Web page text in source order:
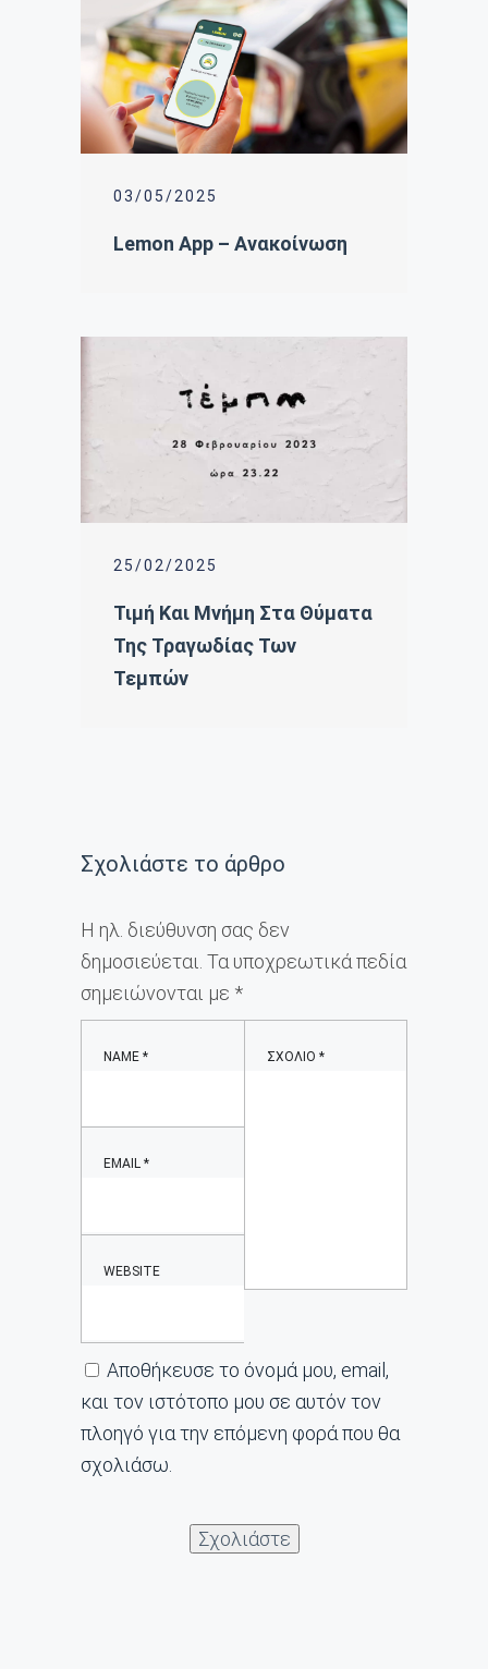
03/05/2025
Lemon App – Ανακοίνωση
25/02/2025
Τιμή Και Μνήμη Στα Θύματα
Της Τραγωδίας Των
Τεμπών
Σχολιάστε το άρθρο
Η ηλ. διεύθυνση σας δεν
δημοσιεύεται. Τα υποχρεωτικά πεδία
σημειώνονται με *
ΣΧΌΛΙΟ *
NAME *
EMAIL *
WEBSITE
Αποθήκευσε το όνομά μου, email,
και τον ιστότοπο μου σε αυτόν τον
πλοηγό για την επόμενη φορά που θα
σχολιάσω.